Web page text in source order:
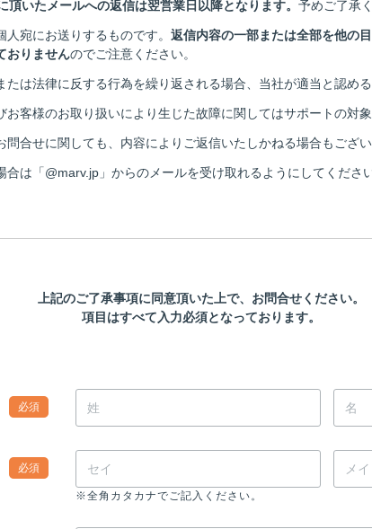
頂いたメールへの返信は翌営業日以降となります。 予めご了承
宛にお送りするものです。 返信内容の一部または全部を他の
おりませんのでご注意ください。
は法律に反する行為を繰り返される場合、当社が適当と認め
客様のお取り扱いにより生じた故障に関してはサポートの対象
合せに関しても、内容によりご返信いたしかねる場合もござ
合は「@marv.jp」からのメールを受け取れるようにしてください
上記のご了承事項に同意頂いた上で、お問合せください。
項目はすべて入力必須となっております。
必須
必須
※全角カタカナでご記入ください。